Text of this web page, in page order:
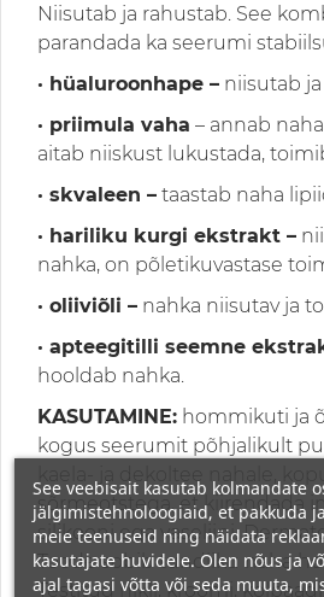
Niisutab ja rahustab. See
parandada ka seerumi
· hüaluroonhape – niisutab
· priimula vaha – annab
aitab niiskust lukustada,
· skvaleen – taastab naha
· hariliku kurgi ekstrakt –
nahka, on põletikuvastase
· oliiviõli – nahka niisutav ja
· apteegitilli seemne
hooldab nahka.
KASUTAMINE: hommikuti ja
kogus seerumit põhjalikult
sõrmeotstega, et kiirendada
silikooni ega vaseliini.
Toode sobib tundliku naha
Testitud nikli, kroomi,
See veebisait kasutab kolmandate
jälgimistehnoloogiaid, et pakkuda
meie teenuseid ning näidata
kasutajate huvidele. Olen nõus ja
ajal tagasi võtta või seda muuta,